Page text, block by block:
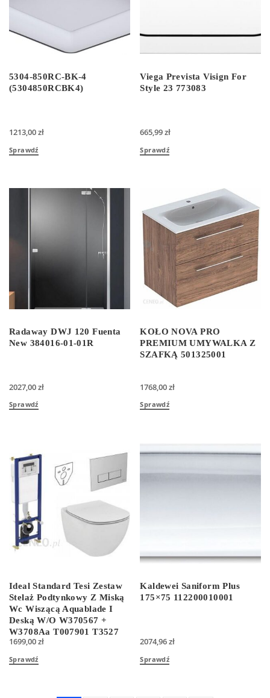
5304-850RC-BK-4
(5304850RCBK4)
1213,00zł
Sprawdź
Viega Prevista Visign For
Style 23 773083
665,99zł
Sprawdź
Radaway DWJ 120 Fuenta
New 384016-01-01R
2027,00zł
Sprawdź
KOŁO NOVA PRO
PREMIUM UMYWALKA Z
SZAFKĄ 501325001
1768,00zł
Sprawdź
Ideal Standard Tesi Zestaw
Stelaż Podtynkowy Z Miską
Wc Wiszącą Aquablade I
Deską W/O W370567 +
W3708Aa T007901 T3527
IN000Z721
1699,00zł
Sprawdź
Kaldewei Saniform Plus
175×75 112200010001
2074,96zł
Sprawdź